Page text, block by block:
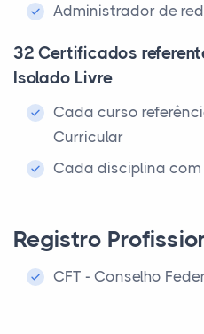
Administrador de
32 Certificados
Isolado Livre
Cada curso
Curricular
Cada disciplina
Registro
CFT - Conselho